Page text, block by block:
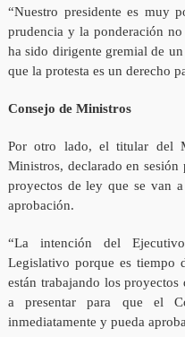
“Nuestro presidente es muy
prudencia y la ponderación
ha sido dirigente gremial de
que la protesta es un derecho
Consejo de Ministros
Por otro lado, el titular del
Ministros, declarado en sesión
proyectos de ley que se van
aprobación.
“La intención del
Legislativo porque es tiempo
están trabajando los
a presentar para que el
inmediatamente y pueda